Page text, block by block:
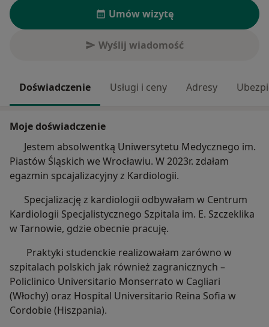
Umów wizytę
Wyślij wiadomość
Doświadczenie Usługi i ceny Adresy
Moje doświadczenie
Jestem absolwentką Uniwersytetu Medycznego im.
Piastów Śląskich we Wrocławiu. W 2023r. zdałam
egazmin spcajalizacyjny z Kardiologii.
Specjalizację z kardiologii odbywałam w Centrum
Kardiologii Specjalistycznego Szpitala im. E. Szczeklika
w Tarnowie, gdzie obecnie pracuję.
Praktyki studenckie realizowałam zarówno w
szpitalach polskich jak również zagranicznych –
Policlinico Universitario Monserrato w Cagliari
(Włochy) oraz Hospital Universitario Reina Sofia w
Cordobie (Hiszpania).